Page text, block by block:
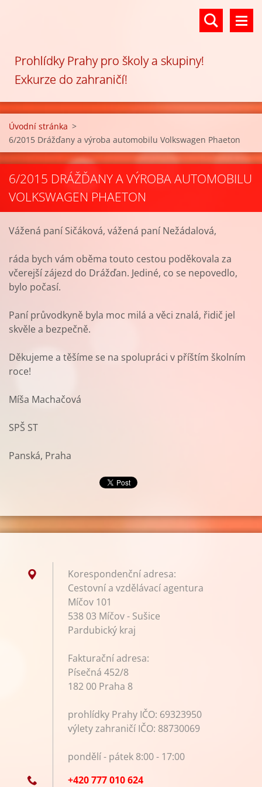
Prohlídky Prahy pro školy a skupiny!
Exkurze do zahraničí!
Úvodní stránka >
6/2015 Drážďany a výroba automobilu Volkswagen Phaeton
6/2015 DRÁŽĎANY A VÝROBA AUTOMOBILU
VOLKSWAGEN PHAETON
Vážená paní Sičáková, vážená paní Nežádalová,
ráda bych vám oběma touto cestou poděkovala za
včerejší zájezd do Drážďan. Jediné, co se nepovedlo,
bylo počasí.
Paní průvodkyně byla moc milá a věci znalá, řidič jel
skvěle a bezpečně.
Děkujeme a těšíme se na spolupráci v příštím školním
roce!
Míša Machačová
SPŠ ST
Panská, Praha
Korespondenční adresa:
Cestovní a vzdělávací agentura
Míčov 101
538 03 Míčov - Sušice
Pardubický kraj
Fakturační adresa:
Písečná 452/8
182 00 Praha 8
prohlídky Prahy IČO: 69323950
výlety zahraničí IČO: 88730069
pondělí - pátek 8:00 - 17:00
+420 777 010 624